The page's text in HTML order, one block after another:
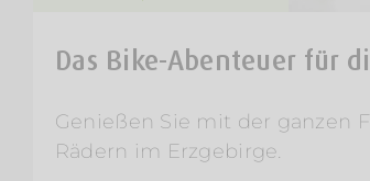
Das Bike-Abenteuer für
Genießen Sie mit der ganzen
Rädern im Erzgebirge.